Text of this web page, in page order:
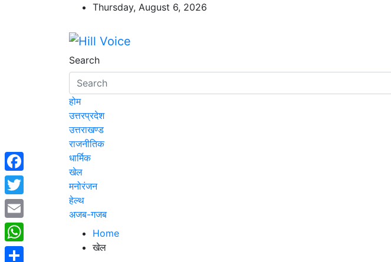
Thursday, August 6, 2026
Hill Voice
न्यूज़ पोर्टल
Search
होम
उत्तरप्रदेश
उत्तराखण्ड
राजनीतिक
धार्मिक
खेल
मनोरंजन
हेल्थ
अजब-गजब
Home
खेल
Facebook
Twitter
Email
WhatsApp